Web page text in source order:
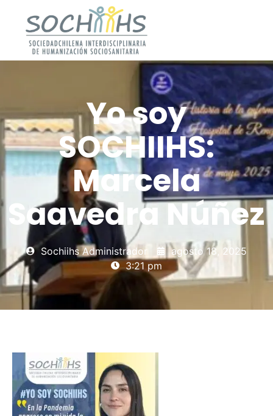
Yo soy
SOCHIIHS:
Marcela
Saavedra Núñez
Sochiihs Administrador
agosto 18, 2025
3:21 pm